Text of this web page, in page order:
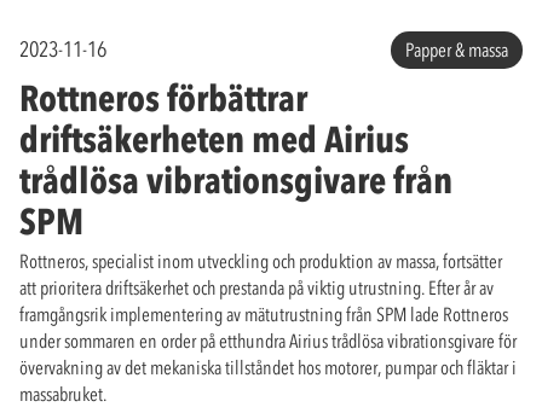
2023-11-16 Papper & massa
Rottneros förbättrar
driftsäkerheten med Airius
trådlösa vibrationsgivare från
SPM
Rottneros, specialist inom utveckling och produktion av massa, fortsätter
att prioritera driftsäkerhet och prestanda på viktig utrustning. Efter år av
framgångsrik implementering av mätutrustning från SPM lade Rottneros
under sommaren en order på etthundra Airius trådlösa vibrationsgivare för
övervakning av det mekaniska tillståndet hos motorer, pumpar och fläktar i
massabruket.